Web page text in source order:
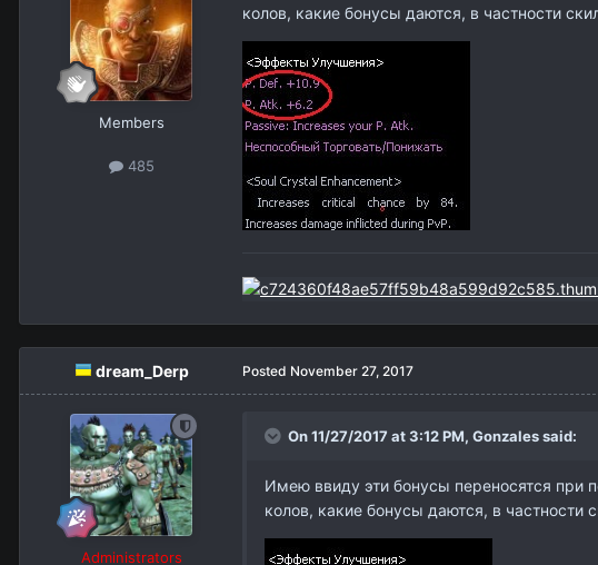
Members
485
колов, какие бонусы даются, в частности
dream_Derp
Administrators
Posted November 27, 2017
On 11/27/2017 at 3:12 PM, Gonzalessaid:
Имею ввиду эти бонусы переносятся при
колов, какие бонусы даются, в частности